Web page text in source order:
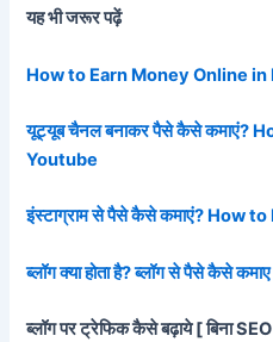
यह भी जरूर पढ़ें
How to Earn Money Online in
यूट्यूब चैनल बनाकर पैसे कैसे कमाएं?
Youtube
इंस्टाग्राम से पैसे कैसे कमाएं? How
ब्लॉग क्या होता है? ब्लॉग से पैसे कैसे
ब्लॉग पर ट्रेफिक कैसे बढ़ाये [ बिना